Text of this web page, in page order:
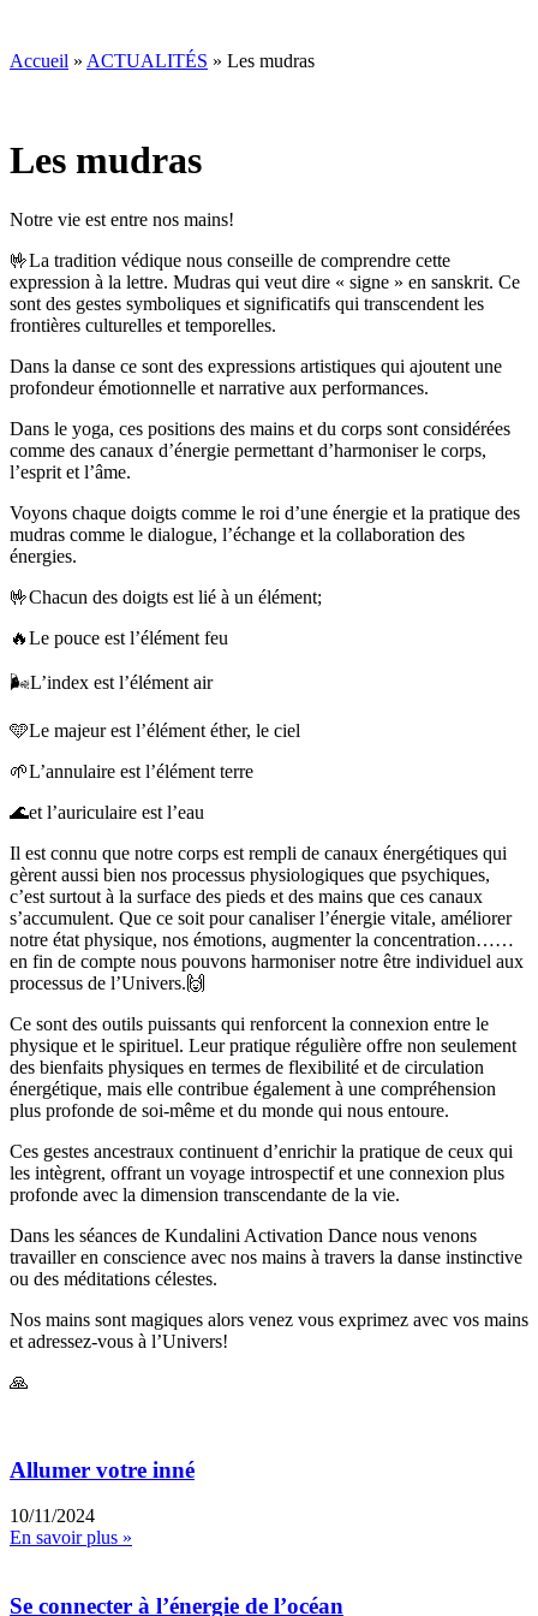
Accueil » ACTUALITÉS » Les mudras
Les mudras
Notre vie est entre nos mains!
🤟La tradition védique nous conseille de comprendre cette
expression à la lettre. Mudras qui veut dire « signe » en sanskrit. Ce
sont des gestes symboliques et significatifs qui transcendent les
frontières culturelles et temporelles.
Dans la danse ce sont des expressions artistiques qui ajoutent une
profondeur émotionnelle et narrative aux performances.
Dans le yoga, ces positions des mains et du corps sont considérées
comme des canaux d’énergie permettant d’harmoniser le corps,
l’esprit et l’âme.
Voyons chaque doigts comme le roi d’une énergie et la pratique des
mudras comme le dialogue, l’échange et la collaboration des
énergies.
🤟Chacun des doigts est lié à un élément;
🔥Le pouce est l’élément feu
🌬️L’index est l’élément air
🩵Le majeur est l’élément éther, le ciel
🌱L’annulaire est l’élément terre
🌊et l’auriculaire est l’eau
Il est connu que notre corps est rempli de canaux énergétiques qui
gèrent aussi bien nos processus physiologiques que psychiques,
c’est surtout à la surface des pieds et des mains que ces canaux
s’accumulent. Que ce soit pour canaliser l’énergie vitale, améliorer
notre état physique, nos émotions, augmenter la concentration……
en fin de compte nous pouvons harmoniser notre être individuel aux
processus de l’Univers.🙌
Ce sont des outils puissants qui renforcent la connexion entre le
physique et le spirituel. Leur pratique régulière offre non seulement
des bienfaits physiques en termes de flexibilité et de circulation
énergétique, mais elle contribue également à une compréhension
plus profonde de soi-même et du monde qui nous entoure.
Ces gestes ancestraux continuent d’enrichir la pratique de ceux qui
les intègrent, offrant un voyage introspectif et une connexion plus
profonde avec la dimension transcendante de la vie.
Dans les séances de Kundalini Activation Dance nous venons
travailler en conscience avec nos mains à travers la danse instinctive
ou des méditations célestes.
Nos mains sont magiques alors venez vous exprimez avec vos mains
et adressez-vous à l’Univers!
🙏
Allumer votre inné
10/11/2024
En savoir plus »
Se connecter à l’énergie de l’océan